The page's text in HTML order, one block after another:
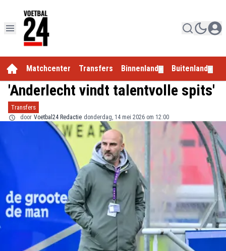
Matchcenter Transfers Binnenland Buitenland
'Anderlecht vindt talentvolle spits'
Transfers
door Voetbal24 Redactie donderdag, 14 mei 2026 om 12:00